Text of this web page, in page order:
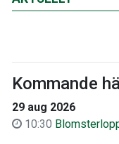
Kommande
29 aug 2026
10:30